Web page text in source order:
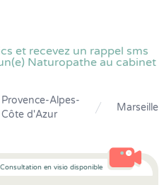
et recevez un rappel sms
Naturopathe au cabinet
Provence-Alpes-
Côte d'Azur
Marseille
Consultation en visio disponible